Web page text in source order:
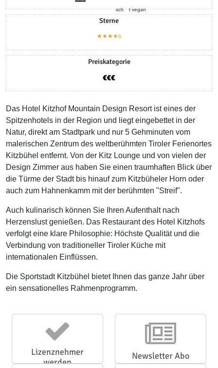
Sterne
★★★★s
Preiskategorie
Das Hotel Kitzhof Mountain Design Resort ist eines der
Spitzenhotels in der Region und liegt eingebettet in der
Natur, direkt am Stadtpark und nur 5 Gehminuten vom
malerischen Zentrum des weltberühmten Tiroler Ferienortes
Kitzbühel entfernt. Von der Kitz Lounge und von vielen der
Design Zimmer aus haben Sie einen traumhaften Blick über
die Türme der Stadt bis hinauf zum Kitzbüheler Horn oder
auch zum Hahnenkamm mit der berühmten "Streif".
Auch kulinarisch können Sie Ihren Aufenthalt nach
Herzenslust genießen. Das Restaurant des Hotel Kitzhofs
verfolgt eine klare Philosophie: Höchste Qualität und die
Verbindung von traditioneller Tiroler Küche mit
internationalen Einflüssen.
Die Sportstadt Kitzbühel bietet Ihnen das ganze Jahr über
ein sensationelles Rahmenprogramm.
Lizenznehmer
werden
Newsletter Abo